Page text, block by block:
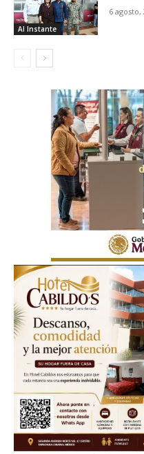
Al Instante
6 agosto,